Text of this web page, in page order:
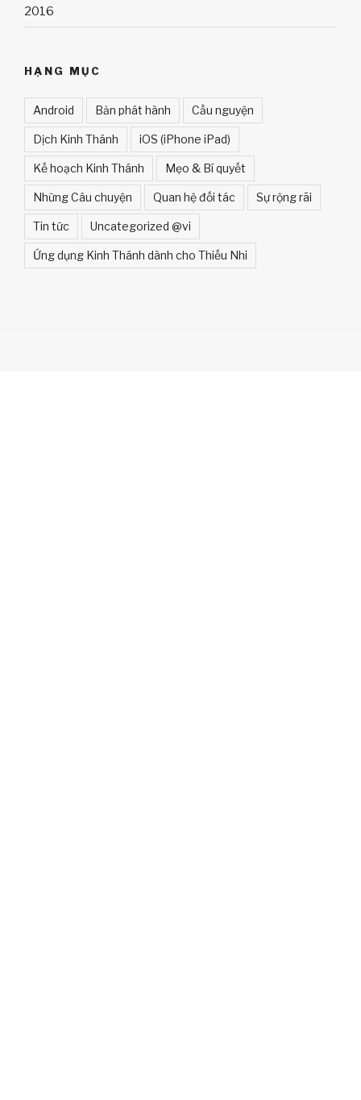
2016
HẠNG MỤC
Android Bản phát hành Cầu nguyện
Dịch Kinh Thánh iOS (iPhone iPad)
Kế hoạch Kinh Thánh Mẹo & Bí quyết
Những Câu chuyện Quan hệ đối tác Sự rộng rãi
Tin tức Uncategorized @vi
Ứng dụng Kinh Thánh dành cho Thiếu Nhi